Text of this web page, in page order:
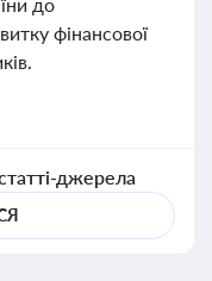
фінансової
джерела